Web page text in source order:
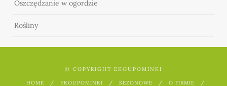
Oszczędzanie w ogordzie
Rośliny
© COPYRIGHT EKOUPOMINKI
HOME EKOUPOMINKI SEZONOWE
O FIRMIE